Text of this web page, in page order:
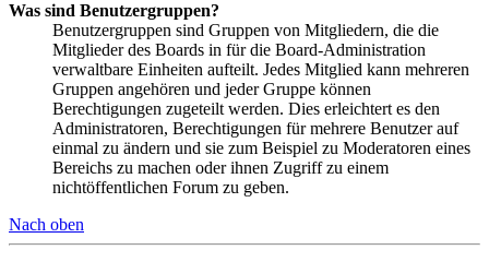
Was sind Benutzergruppen?
Benutzergruppen sind Gruppen von Mitgliedern, die die
Mitglieder des Boards in für die Board-Administration
verwaltbare Einheiten aufteilt. Jedes Mitglied kann mehreren
Gruppen angehören und jeder Gruppe können
Berechtigungen zugeteilt werden. Dies erleichtert es den
Administratoren, Berechtigungen für mehrere Benutzer auf
einmal zu ändern und sie zum Beispiel zu Moderatoren eines
Bereichs zu machen oder ihnen Zugriff zu einem
nichtöffentlichen Forum zu geben.
Nach oben